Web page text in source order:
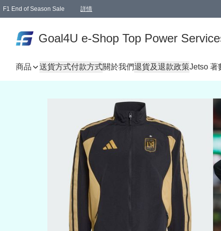
F1 End of Season Sale 詳情
Goal4U e-Shop Top Power
商品 送貨方式付款方式關於我們退貨及退款政策Jetso 著